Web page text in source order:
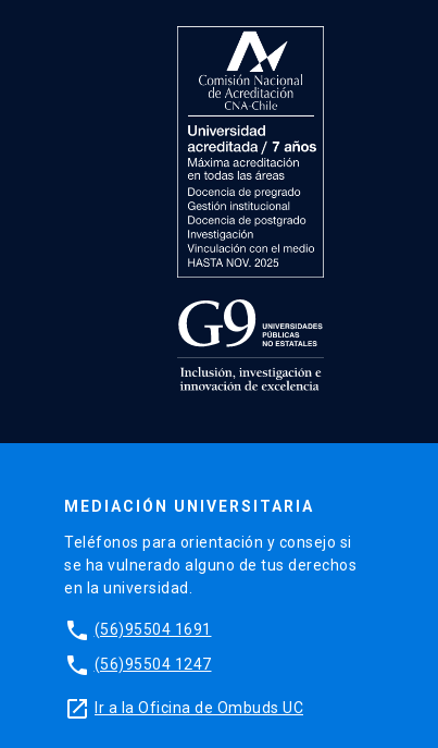
MEDIACIÓN UNIVERSITARIA
Teléfonos para orientación y consejo si
se ha vulnerado alguno de tus derechos
en la universidad.
phone (56)95504 1691
phone (56)95504 1247
launch Ir a la Oficina de Ombuds UC